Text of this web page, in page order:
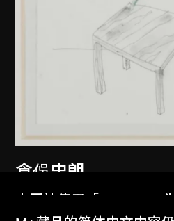
倉俁史朗
可可椅
本网站使用「Cookies」